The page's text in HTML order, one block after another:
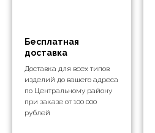
Бесплатная
доставка
Доставка для всех типов
изделий до вашего адреса
по Центральному району
при заказе от 100 000
рублей